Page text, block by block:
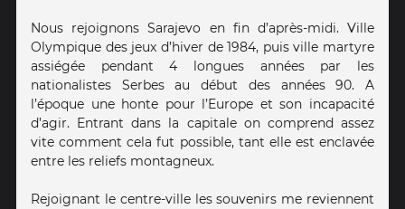
Nous rejoignons Sarajevo en fin d’après-midi. Ville
Olympique des jeux d’hiver de 1984, puis ville martyre
assiégée pendant 4 longues années par les
nationalistes Serbes au début des années 90. A
l’époque une honte pour l’Europe et son incapacité
d’agir. Entrant dans la capitale on comprend assez
vite comment cela fut possible, tant elle est enclavée
entre les reliefs montagneux.
Rejoignant le centre-ville les souvenirs me reviennent